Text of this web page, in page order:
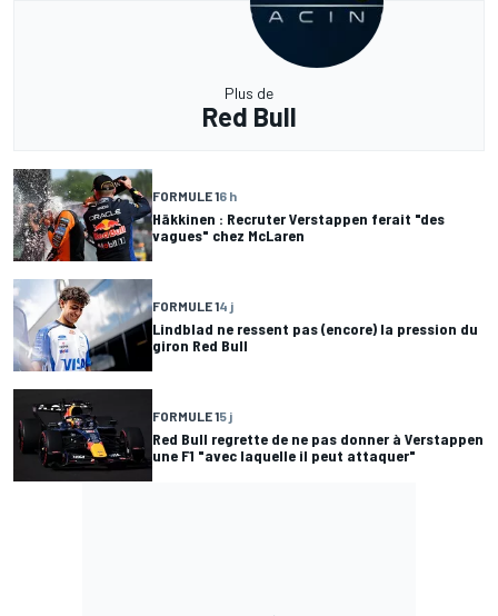
Plus de
Red Bull
FORMULE 16 h
Häkkinen : Recruter Verstappen ferait "des
vagues" chez McLaren
FORMULE 14 j
Lindblad ne ressent pas (encore) la pression du
giron Red Bull
FORMULE 15 j
Red Bull regrette de ne pas donner à Verstappen
une F1 "avec laquelle il peut attaquer"